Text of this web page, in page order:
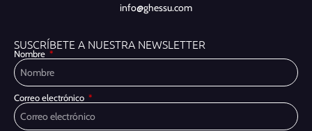
info@ghessu.com
SUSCRÍBETE A NUESTRA NEWSLETTER
Nombre
Correo electrónico